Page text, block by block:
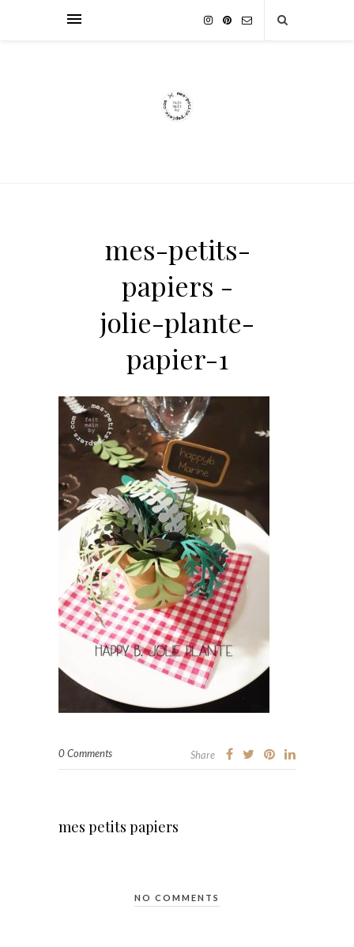
mes-petits-
papiers -
jolie-plante-
papier-1
0 Comments Share
mes petits papiers
NO COMMENTS